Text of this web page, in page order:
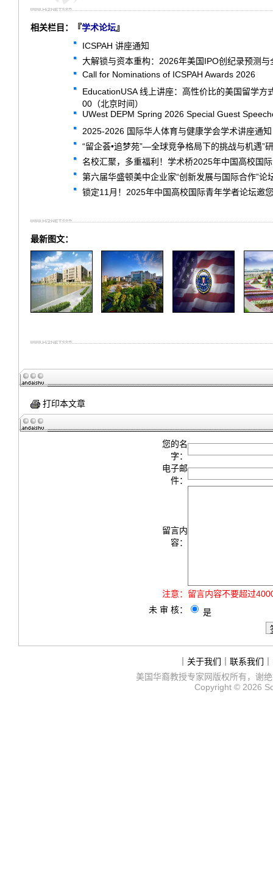
相关栏目：『学术论坛』
ICSPAH 讲座通知
大解锁与资本重构：2026年美国IPO创纪录预测
Call for Nominations of ICSPAH Awards 2026
EducationUSA 线上讲座：高性价比的美国留学
00（北京时间）
UWest DEPM Spring 2026 Special Guest
2025-2026 国际华人体育与健康学会学术讲座通知
“留企荟•追梦苑”—全球竞争格局下的挑战与机遇”
名校汇聚，多重福利！学术桥2025年中国高校国
第六届华盛顿美中企业家“创新发展与国际合作”论
锁定11月！2025年中国高校国际青年学者论坛邀
最新图文：
打印本文章
您的名
字：
电子邮
件：
留言内
容：
注意： 留言内容不要超过
未 审 核：
是
关于我们 联系我们
美国华裔教授专家网版权所有，谢
Copyright © 2026